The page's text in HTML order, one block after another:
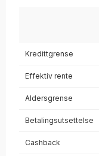
Kredittgrense
Effektiv rente
Aldersgrense
Betalingsutsettelse
Cashback